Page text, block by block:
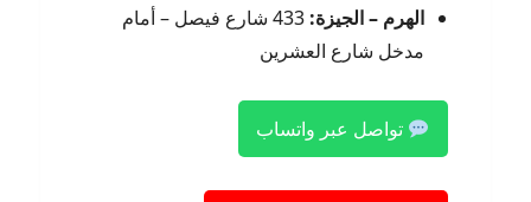
الهرم – الجيزة:
433 شارع فيصل – أمام
مدخل شارع العشرين
تواصل عبر واتساب